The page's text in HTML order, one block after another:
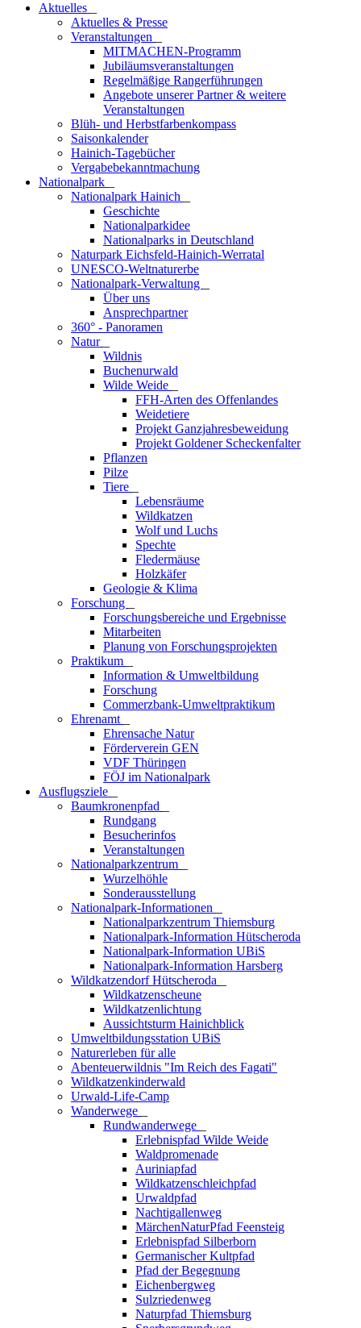
Aktuelles
Aktuelles & Presse
Veranstaltungen
MITMACHEN-Programm
Jubiläumsveranstaltungen
Regelmäßige Rangerführungen
Angebote unserer Partner & weitere
Veranstaltungen
Blüh- und Herbstfarbenkompass
Saisonkalender
Hainich-Tagebücher
Vergabebekanntmachung
National­park
Nationalpark Hainich
Geschichte
Nationalparkidee
Nationalparks in Deutschland
Naturpark Eichsfeld-Hainich-Werratal
UNESCO-Weltnaturerbe
Nationalpark-Verwaltung
Über uns
Ansprechpartner
360° - Panoramen
Natur
Wildnis
Buchenurwald
Wilde Weide
FFH-Arten des Offenlandes
Weidetiere
Projekt Ganzjahresbeweidung
Projekt Goldener Scheckenfalter
Pflanzen
Pilze
Tiere
Lebensräume
Wildkatzen
Wolf und Luchs
Spechte
Fledermäuse
Holzkäfer
Geologie & Klima
Forschung
Forschungsbereiche und Ergebnisse
Mitarbeiten
Planung von Forschungsprojekten
Praktikum
Information & Umweltbildung
Forschung
Commerzbank-Umweltpraktikum
Ehrenamt
Ehrensache Natur
Förderverein GEN
VDF Thüringen
FÖJ im Nationalpark
Ausflugs­ziele
Baumkronenpfad
Rundgang
Besucherinfos
Veranstaltungen
Nationalparkzentrum
Wurzelhöhle
Sonderausstellung
Nationalpark-Informationen
Nationalparkzentrum Thiemsburg
Nationalpark-Information Hütscheroda
Nationalpark-Information UBiS
Nationalpark-Information Harsberg
Wildkatzendorf Hütscheroda
Wildkatzenscheune
Wildkatzenlichtung
Aussichtsturm Hainichblick
Umweltbildungsstation UBiS
Naturerleben für alle
Abenteuerwildnis "Im Reich des Fagati"
Wildkatzenkinderwald
Urwald-Life-Camp
Wanderwege
Rundwanderwege
Erlebnispfad Wilde Weide
Waldpromenade
Auriniapfad
Wildkatzenschleichpfad
Urwaldpfad
Nachtigallenweg
MärchenNaturPfad Feensteig
Erlebnispfad Silberborn
Germanischer Kultpfad
Pfad der Begegnung
Eichenbergweg
Sulzriedenweg
Naturpfad Thiemsburg